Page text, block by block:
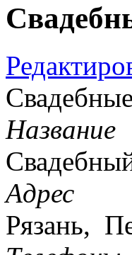
Название
Адрес
Рязань,